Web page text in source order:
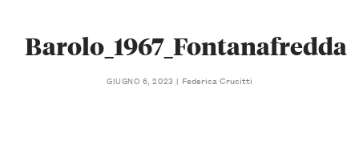
Barolo_1967_Fontanafredda
GIUGNO 6, 2023 Federica Crucitti